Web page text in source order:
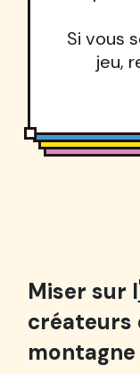
Si vous
jeu,
Miser sur l
créateurs
montagne